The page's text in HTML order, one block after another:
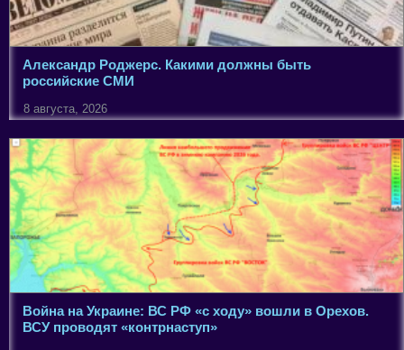
Александр Роджерс. Какими должны быть
российские СМИ
8 августа, 2026
Война на Украине: ВС РФ «с ходу» вошли в Орехов.
ВСУ проводят «контрнаступ»